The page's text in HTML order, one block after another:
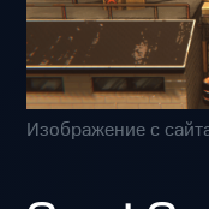
Изображение с